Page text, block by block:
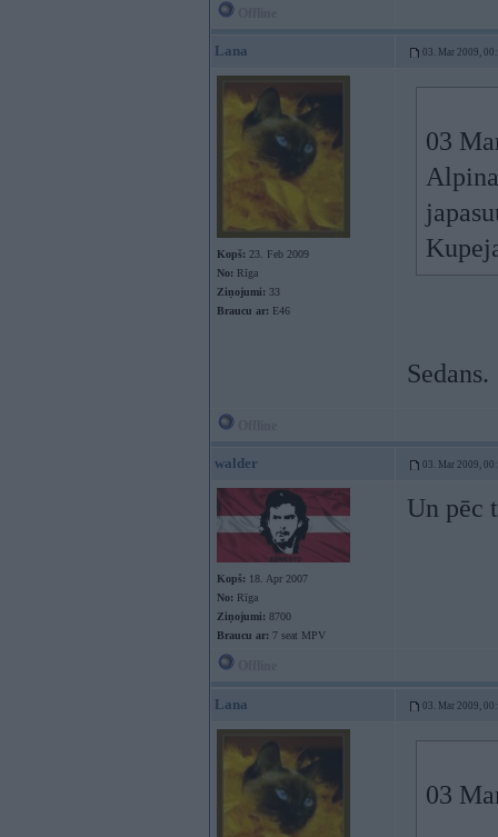
Lana 03. Mar 2009,
Kopš: 23. Feb 2009
No: Rīga
Ziņojumi: 33
Braucu ar: E46
03
Sedans.
walder 03. Mar 2009,
Kopš: 18. Apr 2007
No: Rīga
Ziņojumi: 8700
Braucu ar: 7 seat MPV
Un pēc
Lana 03. Mar 2009,
03